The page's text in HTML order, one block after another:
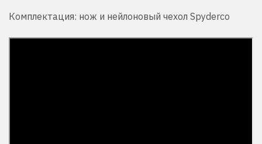
Комплектация: нож и нейлоновый чехол Spyderco